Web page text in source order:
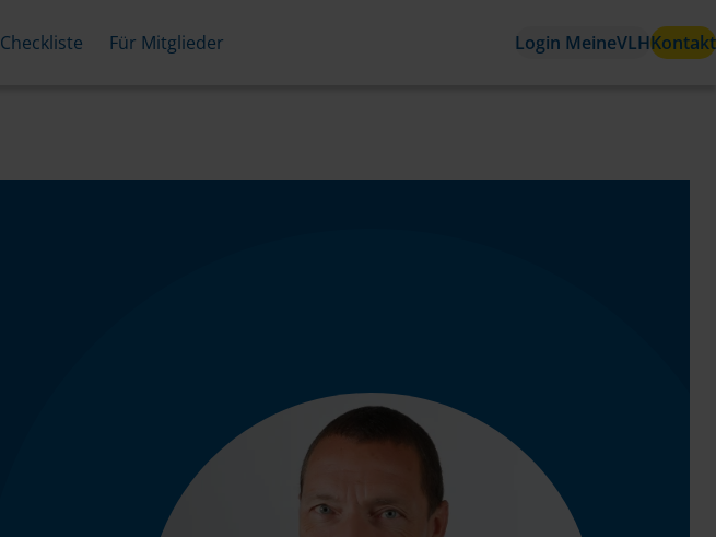
Checkliste Für Mitglieder Login MeineVLHKontakt